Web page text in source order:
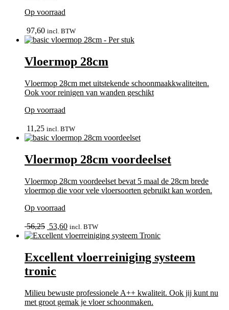
Op voorraad
97,60 incl. BTW
Vloermop 28cm
Vloermop 28cm met uitstekende schoonmaakkwaliteiten.
Ook voor reinigen van wanden geschikt
Op voorraad
11,25 incl. BTW
Vloermop 28cm voordeelset
Vloermop 28cm voordeelset bevat 5 maal de 28cm brede
vloermop die voor vele vloersoorten gebruikt kan worden.
Op voorraad
56,25 Oorspronkelijke
prijs
56,25.
53,60Huidige
prijs
53,60.
incl. BTW
Excellent vloerreiniging systeem
tronic
Milieu bewuste professionele A++ kwaliteit. Ook jij kunt nu
met groot gemak je vloer schoonmaken.